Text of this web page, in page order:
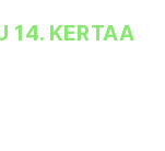
14. KERTAA